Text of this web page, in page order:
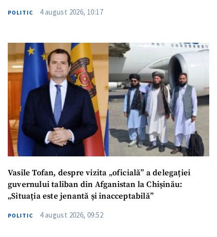
POLITIC 4 august 2026, 10:17
Vasile Tofan, despre vizita „oficială” a delegației
guvernului taliban din Afganistan la Chișinău:
„Situația este jenantă și inacceptabilă”
POLITIC 4 august 2026, 09:52